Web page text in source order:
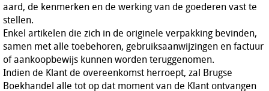
aard, de kenmerken en de werking van de goederen vast te
stellen.
Enkel artikelen die zich in de originele verpakking bevinden,
samen met alle toebehoren, gebruiksaanwijzingen en factuur
of aankoopbewijs kunnen worden teruggenomen.
Indien de Klant de overeenkomst herroept, zal Brugse
Boekhandel alle tot op dat moment van de Klant ontvangen